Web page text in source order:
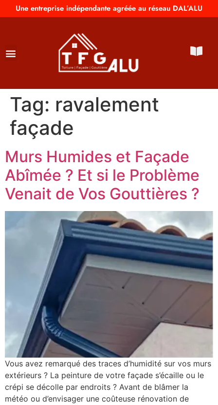
Une entreprise indépendante agréée au réseau DAL’ALU
Tag: ravalement
façade
Murs Humides et Façade
Abîmée ? Et si le Problème
Venait de Vos Gouttières ?
Vous avez remarqué des traces d’humidité sur vos murs
extérieurs ? La peinture de votre façade s’écaille ou le
crépi se décolle par endroits ? Avant de blâmer la
météo ou d’envisager une coûteuse rénovation de